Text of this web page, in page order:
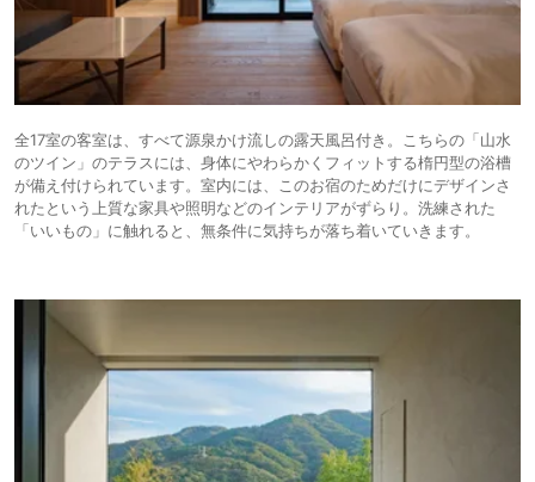
全17室の客室は、すべて源泉かけ流しの露天風呂付き。こちらの「山水
のツイン」のテラスには、身体にやわらかくフィットする楕円型の浴槽
が備え付けられています。室内には、このお宿のためだけにデザインさ
れたという上質な家具や照明などのインテリアがずらり。洗練された
「いいもの」に触れると、無条件に気持ちが落ち着いていきます。